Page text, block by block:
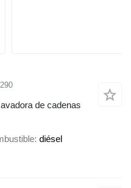
de cadenas
diésel